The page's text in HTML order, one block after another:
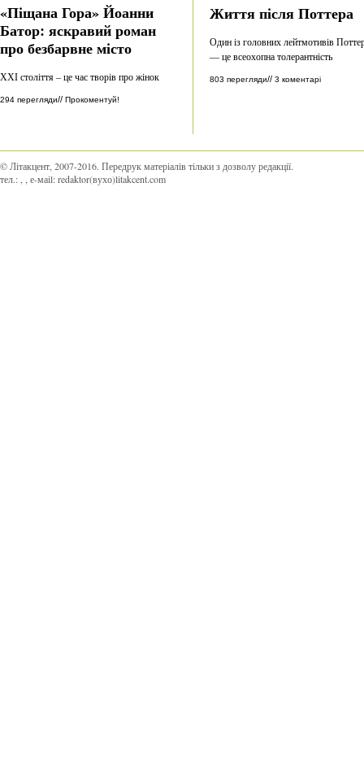
«Піщана Гора» Йоанни
Батор: яскравий роман
про безбарвне місто
ХХІ століття – це час творів про жінок
294 перегляди// Прокоментуй!
Життя після Поттера
Один із головних лейтмотивів
— це всеохопна толерантність
803 перегляди// 3 коментарі
© Літакцент, 2007-2016. Передрук матеріалів тільки з дозволу редакції.
тел.:
, е-маіl:redaktor(вухо)litakcent.com